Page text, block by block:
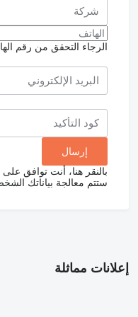
الرجاء التحقق من رقم
بالنقر هنا، أنت توافق على
ستتم معالجة بياناتك
إعلانات مماثلة